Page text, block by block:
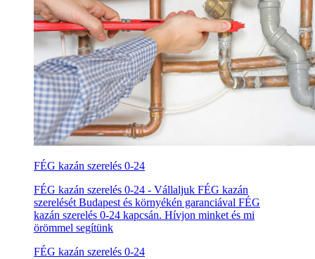
FÉG kazán szerelés 0-24
FÉG kazán szerelés 0-24 - Vállaljuk FÉG kazán
szerelését Budapest és környékén garanciával FÉG
kazán szerelés 0-24 kapcsán. Hívjon minket és mi
örömmel segítünk
FÉG kazán szerelés 0-24